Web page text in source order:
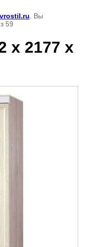
. Вы
59
х 2177 х